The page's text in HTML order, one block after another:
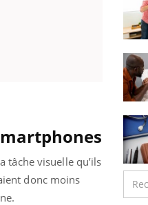
tâche visuelle qu’ils
donc moins